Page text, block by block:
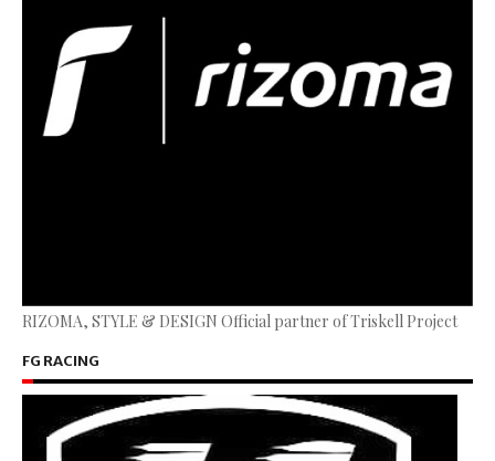
RIZOMA, STYLE & DESIGN Official partner of Triskell Project
FG RACING